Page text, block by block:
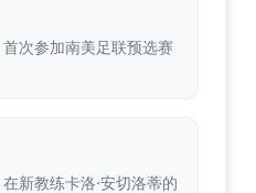
次参加南美足联预选赛
新教练卡洛·安切洛蒂的